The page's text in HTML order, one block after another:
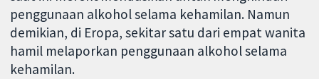
penggunaan alkohol selama kehamilan. Namun
demikian, di Eropa, sekitar satu dari empat wanita
hamil melaporkan penggunaan alkohol selama
kehamilan.